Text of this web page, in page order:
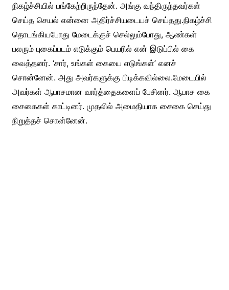
நிகழ்ச்சியில் பங்கேற்றிருந்தேன். அங்கு வந்திருந்தவர்கள்
செய்த செயல் என்னை அதிர்ச்சியடையச் செய்தது.நிகழ்ச்சி
தொடங்கியபோது மேடைக்குச் செல்லும்போது, ஆண்கள்
பலரும் புகைப்படம் எடுக்கும் பெயரில் என் இடுப்பில் கை
வைத்தனர். ‘சார், உங்கள் கையை எடுங்கள்’ எனச்
சொன்னேன். அது அவர்களுக்கு பிடிக்கவில்லை.மேடையில்
அவர்கள் ஆபாசமான வார்த்தைகளைப் பேசினர். ஆபாச கை
சைகைகள் காட்டினர். முதலில் அமைதியாக சைகை செய்து
நிறுத்தச் சொன்னேன்.